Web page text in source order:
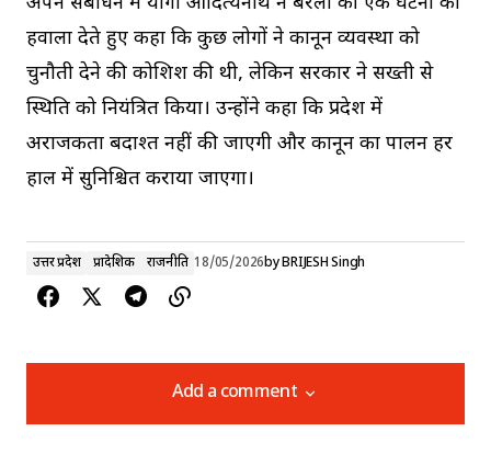
हवाला देते हुए कहा कि कुछ लोगों ने कानून व्यवस्था को
चुनौती देने की कोशिश की थी, लेकिन सरकार ने सख्ती से
स्थिति को नियंत्रित किया। उन्होंने कहा कि प्रदेश में
अराजकता बर्दाश्त नहीं की जाएगी और कानून का पालन हर
हाल में सुनिश्चित कराया जाएगा।
उत्तर प्रदेश प्रादेशिक राजनीति 18/05/2026byBRIJESH Singh
Add a comment
Add a comment